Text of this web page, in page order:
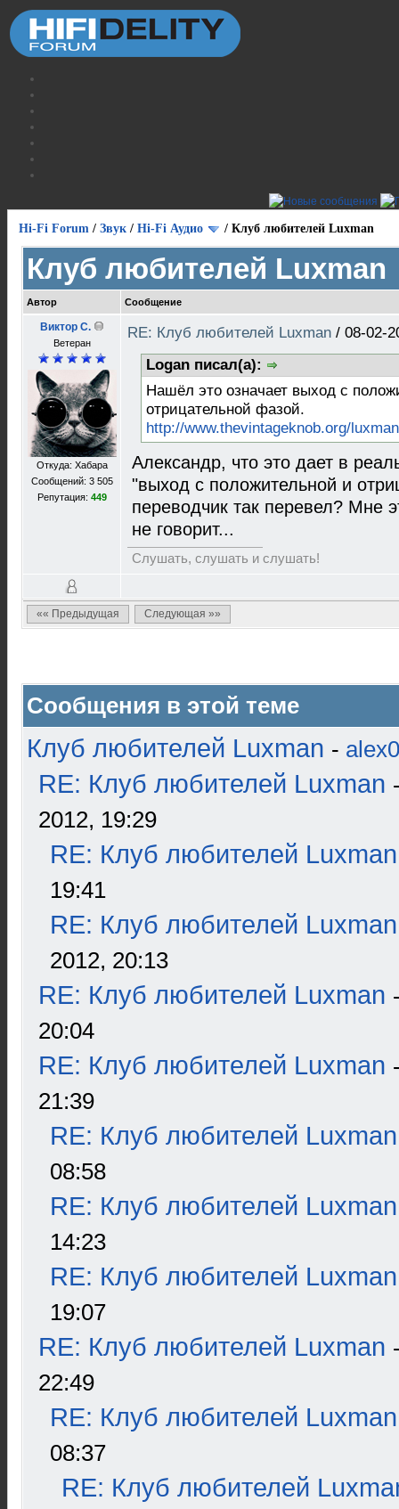
Hi-Fi Forum / Звук / Hi-Fi Аудио / Клуб любителей Luxman
Клуб любителей Luxman
Автор Сообщение
Виктор С.
Ветеран
Откуда: Хабара
Сообщений: 3 505
Репутация: 449
RE: Клуб любителей Luxman / 08-02-
Logan писал(а):
Нашёл это означает выход с
отрицательной фазой.
http://www.thevintageknob.org/
Александр, что это дает в
"выход с положительной и
переводчик так перевел? Мне
не говорит...
Слушать, слушать и слушать!
«« Предыдущая Следующая »»
Сообщения в этой теме
Клуб любителей Luxman -
RE: Клуб любителей Luxman
2012, 19:29
RE: Клуб любителей Luxman
19:41
RE: Клуб любителей Luxman
2012, 20:13
RE: Клуб любителей Luxman
20:04
RE: Клуб любителей Luxman
21:39
RE: Клуб любителей Luxman
08:58
RE: Клуб любителей Luxman
14:23
RE: Клуб любителей Luxman
19:07
RE: Клуб любителей Luxman
22:49
RE: Клуб любителей Luxman
08:37
RE: Клуб любителей